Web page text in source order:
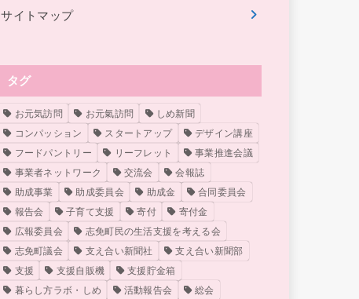
サイトマップ
タグ
お元気訪問 お元氣訪問
しめ新聞
コンパッション
スタートアップ
デザイン講座
フードパントリー
リーフレット
事業推進会議
事業者ネットワーク
交流会
会報誌
助成事業
助成委員会 助成金
合同委員会
報告会
子育て支援 寄付
寄付金
広報委員会
志免町民の生活支援を考える会
志免町議会
支え合い新聞社
支え合い新聞部
支援
支援自販機
支援貯金箱
暮らし方ラボ・しめ
活動報告会
総会